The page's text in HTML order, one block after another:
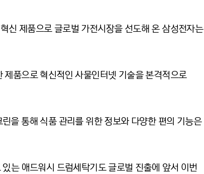
신 제품으로 글로벌 가전시장을 선도해 온 삼성전자는
제품으로 혁신적인 사물인터넷 기술을 본격적으로
을 통해 식품 관리를 위한 정보와 다양한 편의 기능은
는 애드워시 드럼세탁기도 글로벌 진출에 앞서 이번